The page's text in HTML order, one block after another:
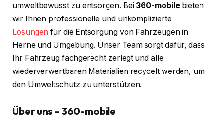
umweltbewusst zu entsorgen. Bei 360-mobilebieten
wir Ihnen professionelle und unkomplizierte
Lösungen für die Entsorgung von Fahrzeugen in
Herne und Umgebung. Unser Team sorgt dafür, dass
Ihr Fahrzeug fachgerecht zerlegt und alle
wiederverwertbaren Materialien recycelt werden, um
den Umweltschutz zu unterstützen.
Über uns – 360-mobile